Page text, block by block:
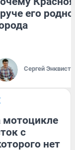
его
Сергей Энквист
мотоцикле
с
нет